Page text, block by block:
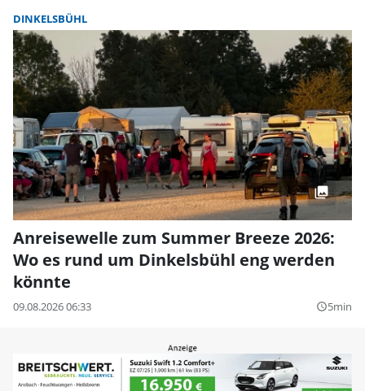
DINKELSBÜHL
Anreisewelle zum Summer Breeze 2026:
Wo es rund um Dinkelsbühl eng werden
könnte
09.08.2026 06:33 query_builder5min